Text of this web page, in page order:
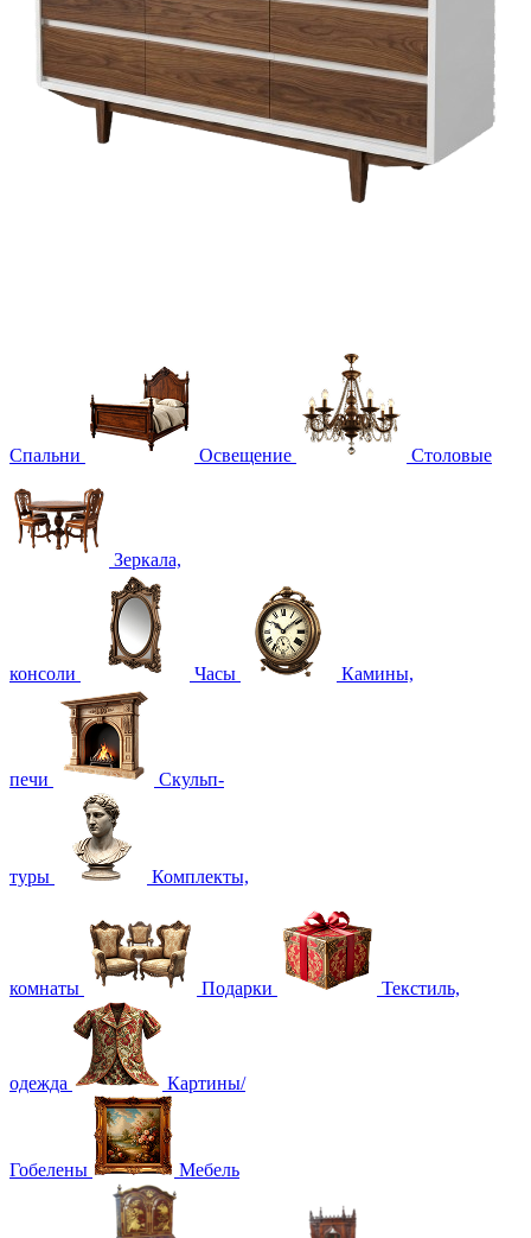
Спальни Освещение Столовые
Зеркала,
консоли Часы Камины,
печи Скульп-
туры Комплекты,
комнаты Подарки Текстиль,
одежда Картины/
Гобелены Мебель